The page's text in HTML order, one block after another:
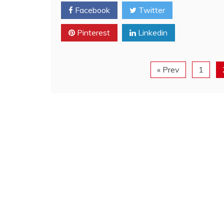
Facebook Twitter
Pinterest Linkedin
« Prev 1